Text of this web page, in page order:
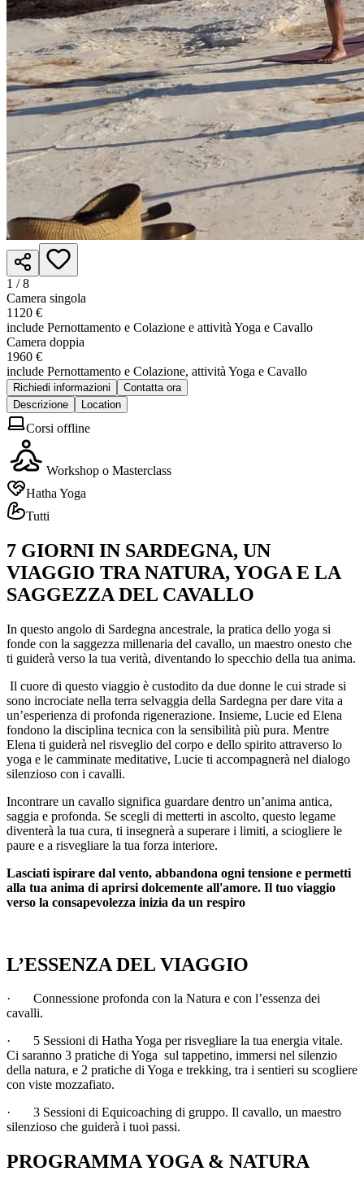
1 /8
Camera singola
1120 €
include Pernottamento e Colazione e attività Yoga e Cavallo
Camera doppia
1960 €
include Pernottamento e Colazione, attività Yoga e Cavallo
Richiedi informazioni
Contatta ora
Descrizione
Location
Corsi offline
Workshop o Masterclass
Hatha Yoga
Tutti
7 GIORNI IN SARDEGNA, UN
VIAGGIO TRA NATURA, YOGA E LA
SAGGEZZA DEL CAVALLO
In questo angolo di Sardegna ancestrale, la pratica dello yoga si
fonde con la saggezza millenaria del cavallo, un maestro onesto che
ti guiderà verso la tua verità, diventando lo specchio della tua anima.
Il cuore di questo viaggio è custodito da due donne le cui strade si
sono incrociate nella terra selvaggia della Sardegna per dare vita a
un’esperienza di profonda rigenerazione. Insieme, Lucie ed Elena
fondono la disciplina tecnica con la sensibilità più pura. Mentre
Elena ti guiderà nel risveglio del corpo e dello spirito attraverso lo
yoga e le camminate meditative, Lucie ti accompagnerà nel dialogo
silenzioso con i cavalli.
Incontrare un cavallo significa guardare dentro un’anima antica,
saggia e profonda. Se scegli di metterti in ascolto, questo legame
diventerà la tua cura, ti insegnerà a superare i limiti, a sciogliere le
paure e a risvegliare la tua forza interiore.
Lasciati ispirare dal vento, abbandona ogni tensione e permetti
alla tua anima di aprirsi dolcemente all'amore. Il tuo viaggio
verso la consapevolezza inizia da un respiro
L’ESSENZA DEL VIAGGIO
· Connessione profonda con la Natura e con l’essenza dei
cavalli.
· 5 Sessioni di Hatha Yoga per risvegliare la tua energia vitale.
Ci saranno 3 pratiche di Yoga sul tappetino, immersi nel silenzio
della natura, e 2 pratiche di Yoga e trekking, tra i sentieri su scogliere
con viste mozzafiato.
· 3 Sessioni di Equicoaching di gruppo. Il cavallo, un maestro
silenzioso che guiderà i tuoi passi.
PROGRAMMA YOGA & NATURA